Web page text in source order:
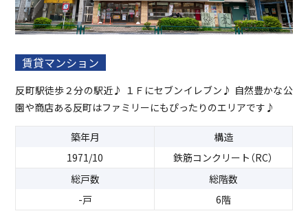
賃貸マンション
反町駅徒歩２分の駅近♪ １Ｆにセブンイレブン♪ 自然豊かな公
園や商店ある反町はファミリーにもぴったりのエリアです♪
築年月
1971/10
構造
鉄筋コンクリート（RC）
総戸数
-戸
総階数
6階